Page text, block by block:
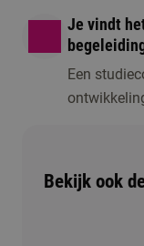
1 moment
Je vindt
Een
Bekijk ook